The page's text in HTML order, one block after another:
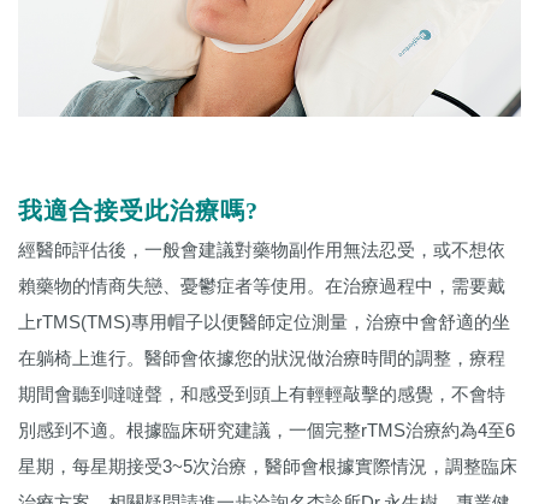
我適合接受此治療嗎?
經醫師評估後，一般會建議對藥物副作用無法忍受，或不想依
賴藥物的情商失戀、憂鬱症者等使用。在治療過程中，需要戴
上rTMS(TMS)專用帽子以便醫師定位測量，治療中會舒適的坐
在躺椅上進行。醫師會依據您的狀況做治療時間的調整，療程
期間會聽到噠噠聲，和感受到頭上有輕輕敲擊的感覺，不會特
別感到不適。根據臨床研究建議，一個完整rTMS治療約為4至6
星期，每星期接受3~5次治療，醫師會根據實際情況，調整臨床